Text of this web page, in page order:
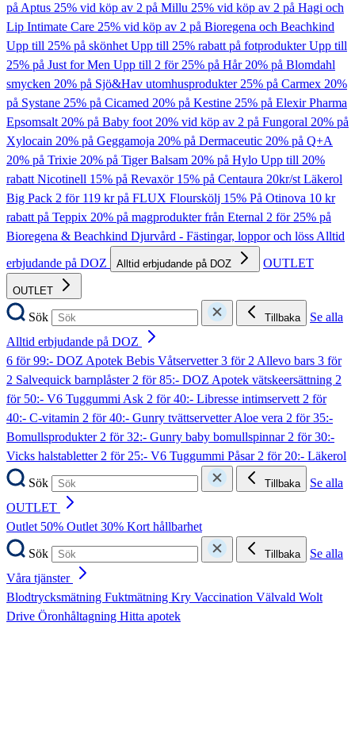
på Aptus 25% vid köp av 2 på Millu 25% vid köp av 2 på Hagi och
Lip Intimate Care 25% vid köp av 2 på Bioregena och Beachkind
Upp till 25% på skönhetUpp till 25% rabatt på fotprodukterUpp till
25% på Just for Men Upp till 2 för 25% på Hår20% på Blomdahl
smycken 20% på Sjö&Hav utomhusprodukter25% på Carmex 20%
på Systane 25% på Cicamed 20% på Kestine 25% på Elexir Pharma
Epsomsalt20% på Baby foot20% vid köp av 2 på Fungoral 20% på
Xylocain 20% på Geggamoja 20% på Dermaceutic 20% på Q+A
20% på Trixie 20% på Tiger Balsam 20% på Hylo Upp till 20%
rabatt Nicotinell 15% på Revaxör 15% på Centaura 20kr/st Läkerol
Big Pack 2 för 119 kr på FLUX Flourskölj 15% På Otinova 10 kr
rabatt på Teppix 20% på magprodukter från Eternal 2 för 25% på
Bioregena & Beachkind Djurvård - Fästingar, loppor och lössAlltid
erbjudande på DOZ
Alltid erbjudande på DOZ OUTLET
OUTLET
Sök Tillbaka
Se alla
Alltid erbjudande på DOZ
6 för 99:- DOZ Apotek Bebis Våtservetter3 för 2 Allevo bars 3 för
2 Salvequick barnplåster2 för 85:- DOZ Apotek vätskeersättning 2
för 50:- V6 Tuggummi Ask 2 för 40:- Libresse intimservett2 för
40:- C-vitamin 2 för 40:- Gunry tvättservetter Aloe vera 2 för 35:-
Bomullsprodukter2 för 32:- Gunry baby bomullspinnar2 för 30:-
Vicks halstabletter2 för 25:- V6 Tuggummi Påsar2 för 20:- Läkerol
Sök
Tillbaka
Se alla
OUTLET
Outlet 50% Outlet 30% Kort hållbarhet
Sök
Tillbaka
Se alla
Våra tjänster
Blodtrycksmätning Fuktmätning Kry Vaccination Välvald Wolt
Drive Öronhåltagning Hitta apotek